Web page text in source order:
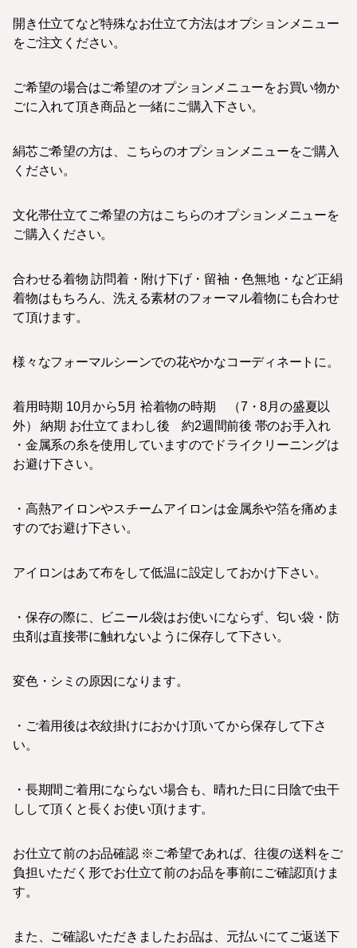
開き仕立てなど特殊なお仕立て方法はオプションメニュー
をご注文ください。
ご希望の場合はご希望のオプションメニューをお買い物か
ごに入れて頂き商品と一緒にご購入下さい。
絹芯ご希望の方は、こちらのオプションメニューをご購入
ください。
文化帯仕立てご希望の方はこちらのオプションメニューを
ご購入ください。
合わせる着物 訪問着・附け下げ・留袖・色無地・など正絹
着物はもちろん、洗える素材のフォーマル着物にも合わせ
て頂けます。
様々なフォーマルシーンでの花やかなコーディネートに。
着用時期 10月から5月 袷着物の時期 （7・8月の盛夏以
外） 納期 お仕立てまわし後 約2週間前後 帯のお手入れ
・金属系の糸を使用していますのでドライクリーニングは
お避け下さい。
・高熱アイロンやスチームアイロンは金属糸や箔を痛めま
すのでお避け下さい。
アイロンはあて布をして低温に設定しておかけ下さい。
・保存の際に、ビニール袋はお使いにならず、匂い袋・防
虫剤は直接帯に触れないように保存して下さい。
変色・シミの原因になります。
・ご着用後は衣紋掛けにおかけ頂いてから保存して下さ
い。
・長期間ご着用にならない場合も、晴れた日に日陰で虫干
しして頂くと長くお使い頂けます。
お仕立て前のお品確認 ※ご希望であれば、往復の送料をご
負担いただく形でお仕立て前のお品を事前にご確認頂けま
す。
また、ご確認いただきましたお品は、元払いにてご返送下